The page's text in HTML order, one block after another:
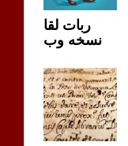
ربات لقا
نسخه وب